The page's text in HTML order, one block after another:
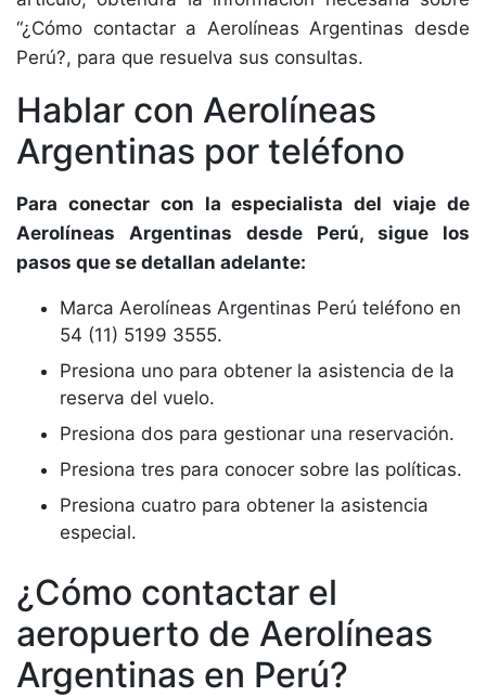
“¿Cómo contactar a Aerolíneas Argentinas desde
Perú?, para que resuelva sus consultas.
Hablar con Aerolíneas
Argentinas por teléfono
Para conectar con la especialista del viaje de
Aerolíneas Argentinas desde Perú, sigue los
pasos que se detallan adelante:
Marca Aerolíneas Argentinas Perú teléfono en
54 (11) 5199 3555.
Presiona uno para obtener la asistencia de la
reserva del vuelo.
Presiona dos para gestionar una reservación.
Presiona tres para conocer sobre las políticas.
Presiona cuatro para obtener la asistencia
especial.
¿Cómo contactar el
aeropuerto de Aerolíneas
Argentinas en Perú?